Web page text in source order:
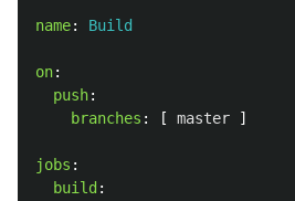
name: Build
on:
push:
branches : [ master ]
jobs :
build :